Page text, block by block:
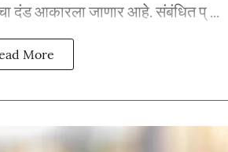
दंड आकारला जाणार आहे. संबंधित प् ...
More